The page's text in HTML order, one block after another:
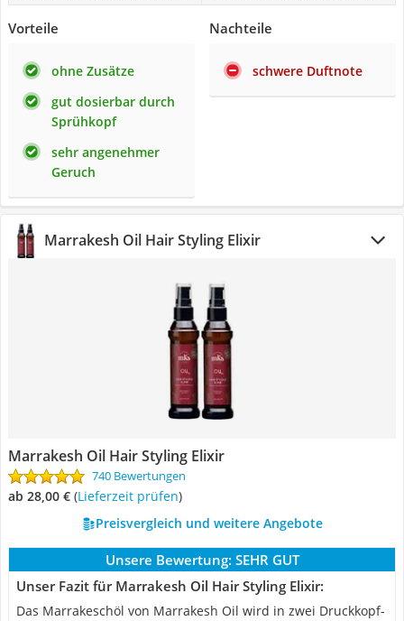
Vorteile
ohne Zusätze
gut dosierbar durch
Sprühkopf
sehr angenehmer
Geruch
Nachteile
schwere Duftnote
Marrakesh Oil Hair Styling Elixir
Marrakesh Oil Hair Styling Elixir
740 Bewertungen
ab 28,00 € (Lieferzeit prüfen)
Preisvergleich und weitere Angebote
Unsere Bewertung: SEHR GUT
Unser Fazit für Marrakesh Oil Hair Styling Elixir:
Das Marrakeschöl von Marrakesh Oil wird in zwei Druckkopf-